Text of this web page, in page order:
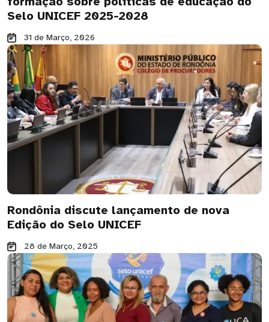
Selo UNICEF 2025-2028
31 de Março, 2026
Rondônia discute lançamento de nova
Edição do Selo UNICEF
28 de Março, 2025